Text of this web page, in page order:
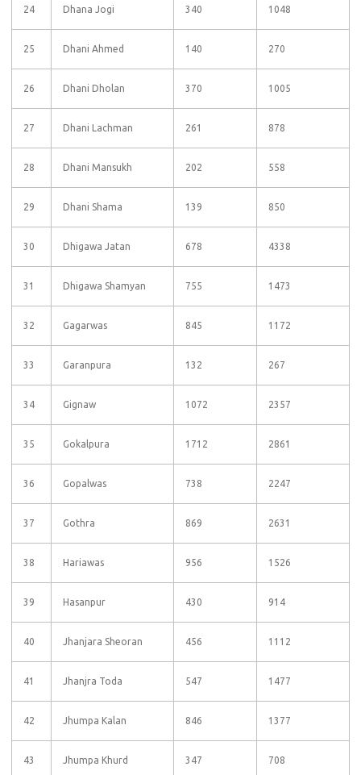
24 Dhana Jogi 340 1048
25 Dhani Ahmed 140 270
26 Dhani Dholan 370 1005
27 Dhani Lachman 261 878
28 Dhani Mansukh 202 558
29 Dhani Shama 139 850
30 Dhigawa Jatan 678 4338
31 Dhigawa Shamyan 755 1473
32 Gagarwas 845 1172
33 Garanpura 132 267
34 Gignaw 1072 2357
35 Gokalpura 1712 2861
36 Gopalwas 738 2247
37 Gothra 869 2631
38 Hariawas 956 1526
39 Hasanpur 430 914
40 Jhanjara Sheoran 456 1112
41 Jhanjra Toda 547 1477
42 Jhumpa Kalan 846 1377
43 Jhumpa Khurd 347 708